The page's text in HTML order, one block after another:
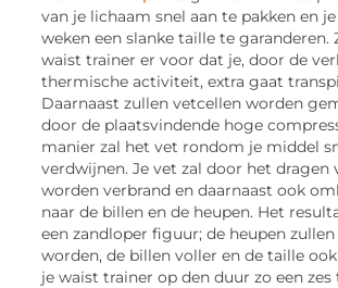
van je lichaam snel aan te pakken en
weken een slanke taille te garanderen.
waist trainer er voor dat je, door de
thermische activiteit, extra gaat
Daarnaast zullen vetcellen worden
door de plaatsvindende hoge
manier zal het vet rondom je middel
verdwijnen. Je vet zal door het dragen
worden verbrand en daarnaast ook
naar de billen en de heupen. Het
een zandloper figuur; de heupen
worden, de billen voller en de taille ook
je waist trainer op den duur zo een